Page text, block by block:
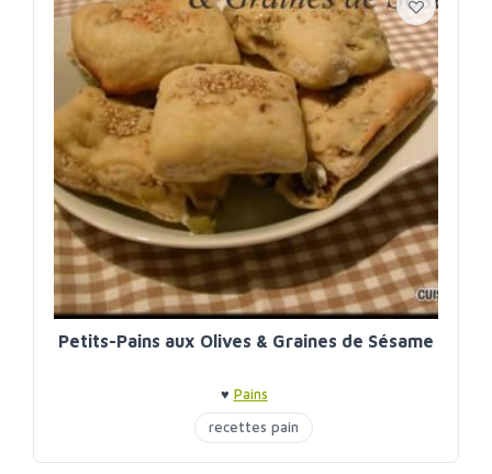
Petits-Pains aux Olives & Graines de Sésame
♥ Pains
recettes pain